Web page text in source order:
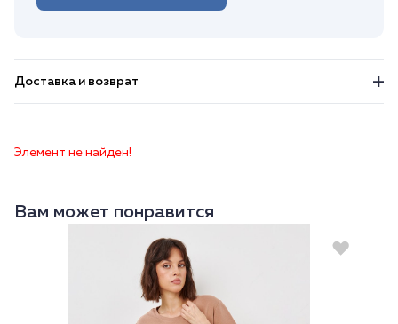
Доставка и возврат
Элемент не найден!
Вам может понравится